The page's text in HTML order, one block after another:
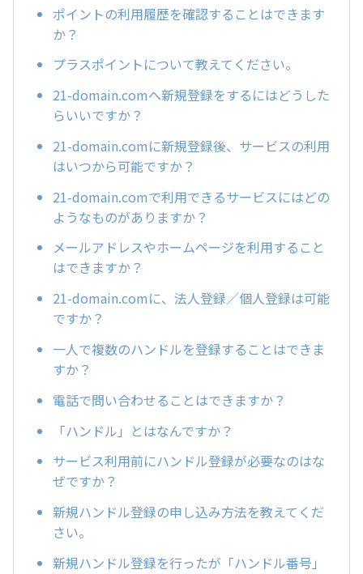
ポイントの利用履歴を確認することはできます
か？
プラスポイントについて教えてください。
21-domain.comへ新規登録をするにはどうした
らいいですか？
21-domain.comに新規登録後、サービスの利用
はいつから可能ですか？
21-domain.comで利用できるサービスにはどの
ようなものがありますか？
メールアドレスやホームページを利用すること
はできますか？
21-domain.comに、法人登録／個人登録は可能
ですか？
一人で複数のハンドルを登録することはできま
すか？
電話で問い合わせることはできますか？
「ハンドル」とはなんですか？
サービス利用前にハンドル登録が必要なのはな
ぜですか？
新規ハンドル登録の申し込み方法を教えてくだ
さい。
新規ハンドル登録を行ったが「ハンドル番号」